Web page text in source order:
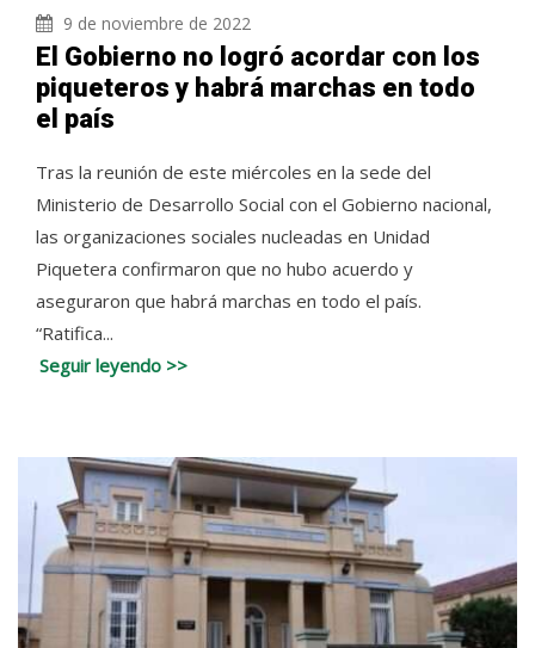
9 de noviembre de 2022
El Gobierno no logró acordar con los
piqueteros y habrá marchas en todo
el país
Tras la reunión de este miércoles en la sede del
Ministerio de Desarrollo Social con el Gobierno nacional,
las organizaciones sociales nucleadas en Unidad
Piquetera confirmaron que no hubo acuerdo y
aseguraron que habrá marchas en todo el país.
“Ratifica...
Seguir leyendo >>